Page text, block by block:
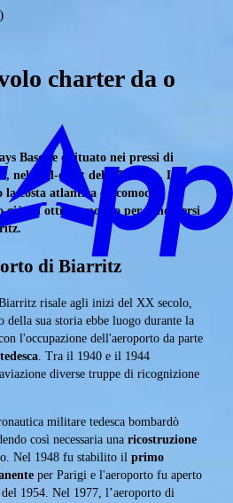
charter da o
Basque è situato nei pressi di
nel Sud-ovest della Francia. La
costa atlantica e i comodi
già un ottimo motivo per concedersi
di Biarritz
risale agli inizi del XX secolo,
della sua storia ebbe luogo durante la
l'occupazione dell'aeroporto da parte
. Tra il 1940 e il 1944
diverse truppe di ricognizione
militare tedesca bombardò
così necessaria una ricostruzione
Nel 1948 fu stabilito il primo
per Parigi e l'aeroporto fu aperto
1954. Nel 1977, l’aeroporto di